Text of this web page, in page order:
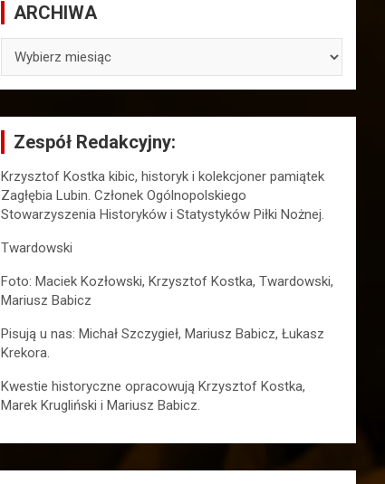
ARCHIWA
Zespół Redakcyjny:
Krzysztof Kostka kibic, historyk i kolekcjoner pamiątek
Zagłębia Lubin. Członek Ogólnopolskiego
Stowarzyszenia Historyków i Statystyków Piłki Nożnej.
Twardowski
Foto: Maciek Kozłowski, Krzysztof Kostka, Twardowski,
Mariusz Babicz
Pisują u nas: Michał Szczygieł, Mariusz Babicz, Łukasz
Krekora.
Kwestie historyczne opracowują Krzysztof Kostka,
Marek Krugliński i Mariusz Babicz.